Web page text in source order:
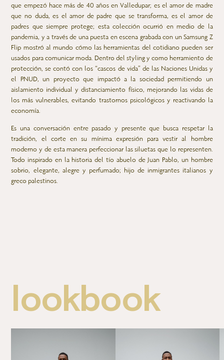
que empezó hace más de 40 años en Valledupar; es el amor de madre
que no duda, es el amor de padre que se transforma, es el amor de
padres que siempre protege; esta colección ocurrió en medio de la
pandemia, y a través de una puesta en escena grabada con un Samsung Z
Flip mostró al mundo cómo las herramientas del cotidiano pueden ser
usados para comunicar moda. Dentro del styling y como herramiento de
protección, se contó con los “cascos de vida” de las Naciones Unidas y
el PNUD, un proyecto que impactó a la sociedad permitiendo un
aislamiento individual y distanciamiento físico, mejorando las vidas de
los más vulnerables, evitando trastornos psicológicos y reactivando la
economía.
Es una conversación entre pasado y presente que busca respetar la
tradición, el corte en su mínima expresión para vestir al hombre
moderno y de esta manera perfeccionar las siluetas que lo representen.
Todo inspirado en la historia del tío abuelo de Juan Pablo, un hombre
sobrio, elegante, alegre y perfumado; hijo de inmigrantes italianos y
greco palestinos.
lookbook